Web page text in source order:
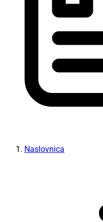
Naslovnica